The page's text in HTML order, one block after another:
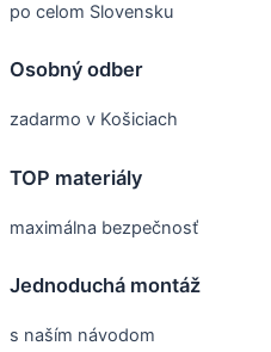
po celom Slovensku
Osobný odber
zadarmo v Košiciach
TOP materiály
maximálna bezpečnosť
Jednoduchá montáž
s naším návodom